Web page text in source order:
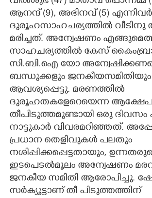
ആനന്ദ് (9), അഭിനവ് (5) എന്നിവർ
ദുരൂഹസാഹചര്യത്തിൽ വീടിനു
മരിച്ചത്. അന്വേഷണം
സാഹചര്യത്തിൽ കേസ്
സി.ബി.ഐ യോ
ബന്ധുക്കളും ജനകീയസമിതിയും
ആവശ്യപ്പെട്ടു. മരണത്തിൽ
ദുരൂഹതകളേറെയെന്ന
തീപിടുത്തമുണ്ടായി ഒരു
നാട്ടുകാർ വിവരമറിഞ്ഞത്.
പ്രധാന തെളിവുകൾ പലതും
നശിപ്പിക്കപ്പെട്ടതായും,
ഇടപെടൽമൂലം അന്വേഷണം
ജനകീയ സമിതി ആരോപിച്ചു.
സർക്യൂട്ടാണ് തീ പിടുത്തത്തിന്